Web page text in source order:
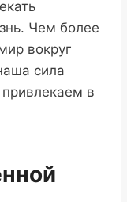
Чем более
вокруг
сила
в